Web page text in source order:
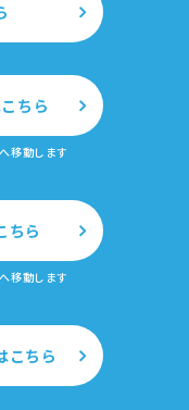
ちら
移動します
ちら
移動します
こちら